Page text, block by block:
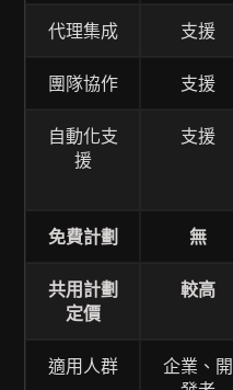
代理集成 支援
團隊協作 支援
自動化支
援
支援
免費計劃 無
共用計劃
定價
較高
適用人群
企業、開